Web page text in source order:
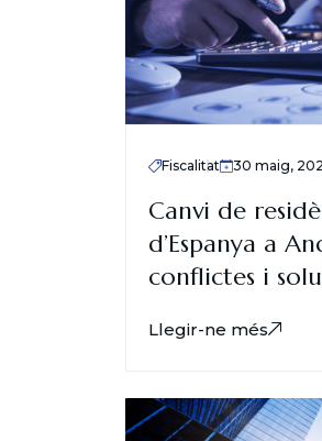
Fiscalitat 30 maig,
Canvi de
d’Espanya a
conflictes i
Llegir-ne més